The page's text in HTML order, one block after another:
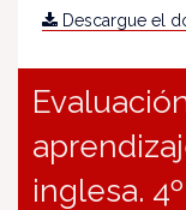
Descargue el
inglesa.